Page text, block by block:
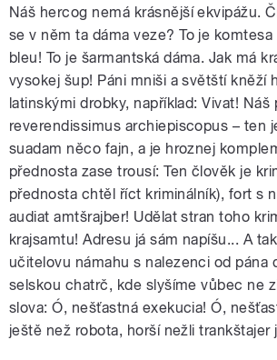
Náš hercog nemá krásnější ekvipážu.
se v něm ta dáma veze? To je
bleu! To je šarmantská dáma. Jak má
vysokej šup! Páni mniši a světští kněží
latinskými drobky, například: Vivat! Náš
reverendissimus archiepiscopus – ten
suadam něco fajn, a je hroznej
přednosta zase trousí: Ten člověk je
přednosta chtěl říct kriminálník), fort s
audiat amtšrajber! Udělat stran toho
krajsamtu! Adresu já sám napíšu... A
učitelovu námahu s nalezenci od pána
selskou chatrč, kde slyšíme vůbec ne
slova: Ó, nešťastná exekucia! Ó,
ještě než robota, horší nežli trankštajer